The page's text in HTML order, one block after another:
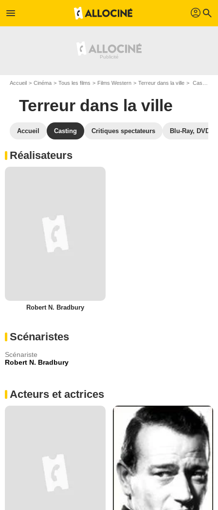
menu profil search
Accueil Cinéma Tous les films Films Western Terreur dans la ville Casting Terreur dans la ville
Terreur dans la ville
Accueil Casting Critiques spectateurs Blu-Ray, DVD
Réalisateurs
Robert N. Bradbury
Scénaristes
Scénariste
Robert N. Bradbury
Acteurs et actrices